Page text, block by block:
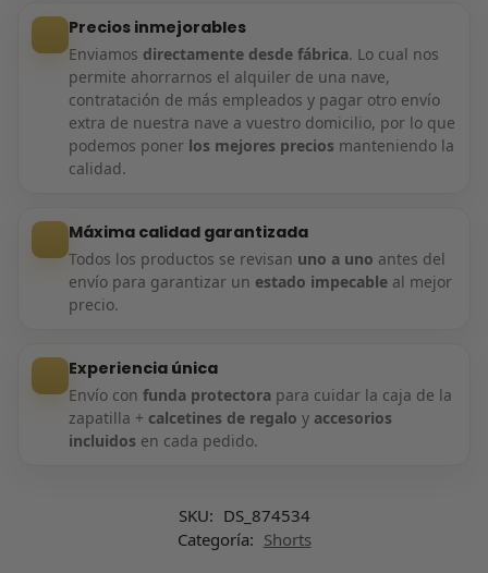
Precios inmejorables
Enviamos directamente desde fábrica. Lo cual nos
permite ahorrarnos el alquiler de una nave,
contratación de más empleados y pagar otro envío
extra de nuestra nave a vuestro domicilio, por lo que
podemos poner los mejores precios manteniendo la
calidad.
Máxima calidad garantizada
Todos los productos se revisan uno a uno antes del
envío para garantizar un estado impecableal mejor
precio.
Experiencia única
Envío con funda protectorapara cuidar la caja de la
zapatilla + calcetines de regalo y accesorios
incluidos en cada pedido.
SKU: DS_874534
Categoría: Shorts